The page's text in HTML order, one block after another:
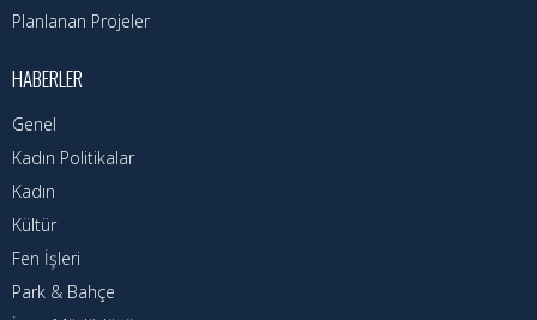
Planlanan Projeler
HABERLER
Genel
Kadın Politikalar
Kadın
Kültür
Fen İşleri
Park & Bahçe